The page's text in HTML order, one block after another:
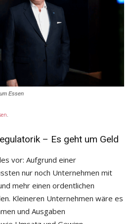
Essen
.
– Es geht um Geld
vor: Aufgrund einer
nur noch Unternehmen mit
mehr einen ordentlichen
Kleineren Unternehmen wäre es
und Ausgaben